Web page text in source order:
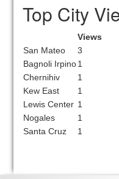
Top City
Views
San Mateo
3
Bagnoli Irpino1
Chernihiv
1
Kew East
1
Lewis Center 1
Nogales
1
Santa Cruz
1